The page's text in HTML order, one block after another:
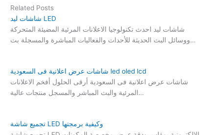
Related Posts
شاشات ليد LED
شاشات ليد احدث تكنولوجيا الاعلانات المرئية المضيئة المتحركة
ووسائل البث الحديثة للأحداث والفعاليات المباشرة والمسجلة بث…
شاشات عرض اعلانية فى السعودية led oled lcd
شاشات عرض اعلانية فى السعودية أرقى الحلول أفخم الاعلانات
المرئية والبث المباشر والمسجل منتجات عالية…
تجميع شاشة LED وكيفية برمجتها